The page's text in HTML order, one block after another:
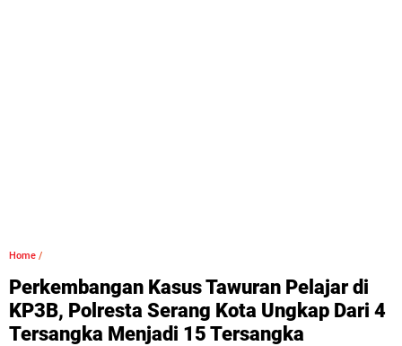
Home /
Perkembangan Kasus Tawuran Pelajar di
KP3B, Polresta Serang Kota Ungkap Dari 4
Tersangka Menjadi 15 Tersangka